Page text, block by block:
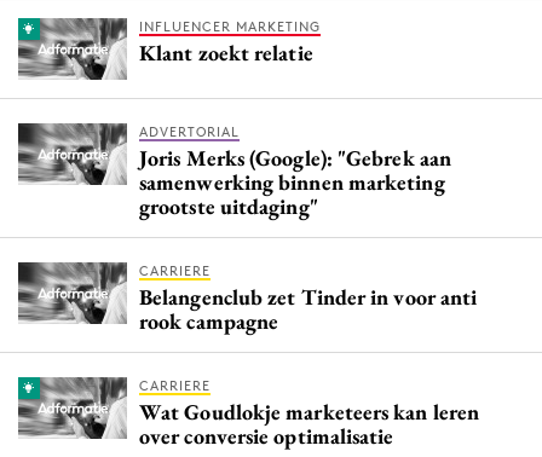
INFLUENCER MARKETING
Klant zoekt relatie
ADVERTORIAL
Joris Merks (Google): "Gebrek aan
samenwerking binnen marketing
grootste uitdaging"
CARRIERE
Belangenclub zet Tinder in voor anti
rook campagne
CARRIERE
Wat Goudlokje marketeers kan leren
over conversie optimalisatie